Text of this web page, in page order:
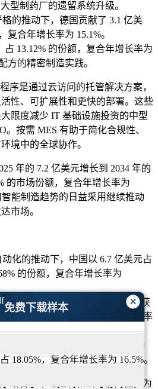
×
免费下载样本
型制药厂的遗留系统升级。
的推动下，德国贡献了 3.1 亿美
复合年增长率为 15.1%。
占 13.12% 的份额，复合年增长率为
方的精密制造实践。
序是通过云访问的托管解决方案，
性、可扩展性和更快的部署。这些
限度减少 IT 基础设施投资的中型
。按需 MES 有助于简化合规性、
境中的全球协作。
年的 7.2 亿美元增长到 2034 年的
的市场份额，复合年增长率为
能制造趋势的日益采用继续推动
市场。
化的推动下，中国以 6.7 亿美元占
的份额，复合年增长率为
集群中敏捷 MES 部署的支持下，获
，占 23.15% 的份额，复合年增长率
造业的数字化转型举措，英国的
18.05%，复合年增长率为 16.5%。
结合了本地控制和云可访问性，为